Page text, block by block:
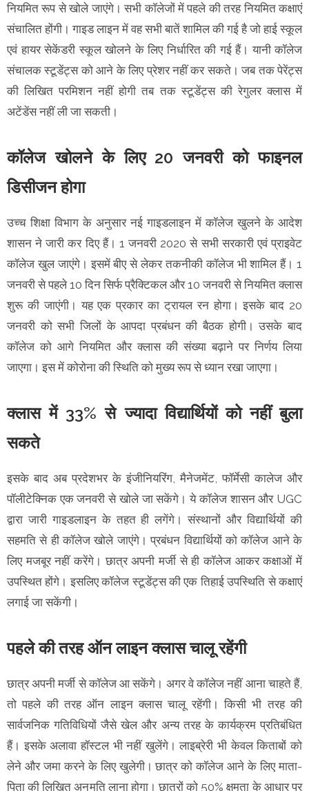
नियमित रूप से खोले जाएंगे। सभी कॉलेजों में पहले की तरह नियमित कक्षाएं
संचालित होंगी। गाइड लाइन में वह सभी बातें शामिल की गई है जो हाई स्कूल
एवं हायर सेकेंडरी स्कूल खोलने के लिए निर्धारित की गई हैं। यानी कॉलेज
संचालक स्टूडेंट्स को आने के लिए प्रेशर नहीं कर सकते। जब तक पेरेंट्स
की लिखित परमिशन नहीं होगी तब तक स्टूडेंट्स की रेगुलर क्लास में
अटेंडेंस नहीं ली जा सकती।
कॉलेज खोलने के लिए 20 जनवरी को फाइनल
डिसीजन होगा
उच्च शिक्षा विभाग के अनुसार नई गाइडलाइन में कॉलेज खुलने के आदेश
शासन ने जारी कर दिए हैं। 1 जनवरी 2020 से सभी सरकारी एवं प्राइवेट
कॉलेज खुल जाएंगे। इसमें बीए से लेकर तकनीकी कॉलेज भी शामिल हैं। 1
जनवरी से पहले 10 दिन सिर्फ प्रैक्टिकल और 10 जनवरी से नियमित क्लास
शुरू की जाएंगी। यह एक प्रकार का ट्रायल रन होगा। इसके बाद 20
जनवरी को सभी जिलों के आपदा प्रबंधन की बैठक होगी। उसके बाद
कॉलेज को आगे नियमित और क्लास की संख्या बढ़ाने पर निर्णय लिया
जाएगा। इस में कोरोना की स्थिति को मुख्य रूप से ध्यान रखा जाएगा।
क्लास में 33% से ज्यादा विद्यार्थियों को नहीं बुला
सकते
इसके बाद अब प्रदेशभर के इंजीनियरिंग, मैनेजमेंट, फॉर्मेसी कालेज और
पॉलीटेक्निक एक जनवरी से खोले जा सकेंगे। ये कॉलेज शासन और UGC
द्वारा जारी गाइडलाइन के तहत ही लगेंगे। संस्थानों और विद्यार्थियों की
सहमति से ही कॉलेज खोले जाएंगे। प्रबंधन विद्यार्थियों को कॉलेज आने के
लिए मजबूर नहीं करेंगे। छात्र अपनी मर्जी से ही कॉलेज आकर कक्षाओं में
उपस्थित होंगे। इसलिए कॉलेज स्टूडेंट्स की एक तिहाई उपस्थिति से कक्षाएं
लगाई जा सकेंगी।
पहले की तरह ऑन लाइन क्लास चालू रहेंगी
छात्र अपनी मर्जी से कॉलेज आ सकेंगे। अगर वे कॉलेज नहीं आना चाहते हैं,
तो पहले की तरह ऑन लाइन क्लास चालू रहेंगी। किसी भी तरह की
सार्वजनिक गतिविधियों जैसे खेल और अन्य तरह के कार्यक्रम प्रतिबंधित
हैं। इसके अलावा हॉस्टल भी नहीं खुलेंगे। लाइब्रेरी भी केवल किताबों को
लेने और जमा करने के लिए खुलेगी। छात्र को कॉलेज आने के लिए माता-
पिता की लिखित अनुमति लाना होगा। छात्रों को 50% क्षमता के आधार पर